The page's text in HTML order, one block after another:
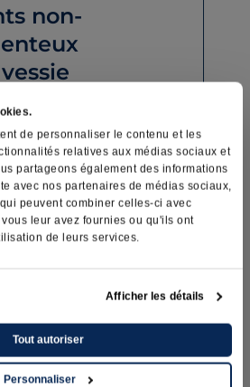
de personnaliser le contenu et les
relatives aux médias sociaux et
partageons également des informations
avec nos partenaires de médias sociaux,
peuvent combiner celles-ci avec
leur avez fournies ou qu'ils ont
de leurs services.
Afficher les détails
Tout autoriser
Personnaliser
non-
chez la
les
chez la